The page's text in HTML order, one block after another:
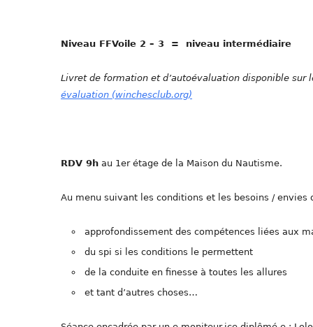
Niveau FFVoile 2 – 3 = niveau intermédiaire
Livret de formation et d’autoévaluation disponible sur
évaluation (winchesclub.org)
RDV 9h au 1er étage de la Maison du Nautisme.
Au menu suivant les conditions et les besoins / envies
approfondissement des compétences liées aux
du spi si les conditions le permettent
de la conduite en finesse à toutes les allures
et tant d’autres choses…